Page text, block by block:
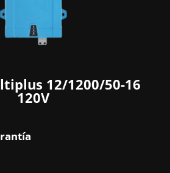
12/1200/50-16
120V